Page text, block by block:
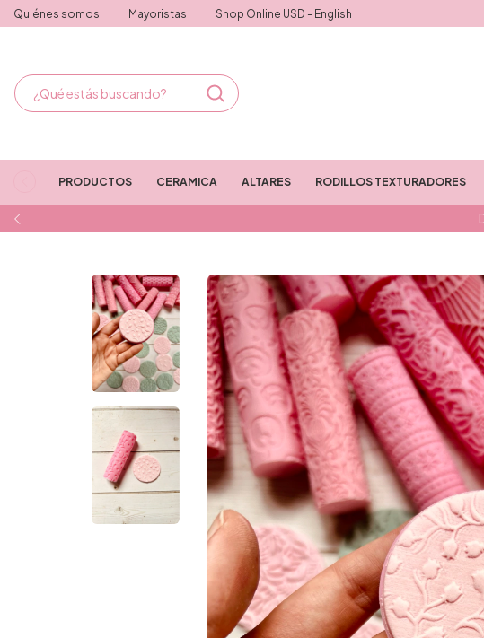
Quiénes somos Mayoristas Shop Online USD - English
PRODUCTOS CERAMICA ALTARES RODILLOS TEXTURADORES